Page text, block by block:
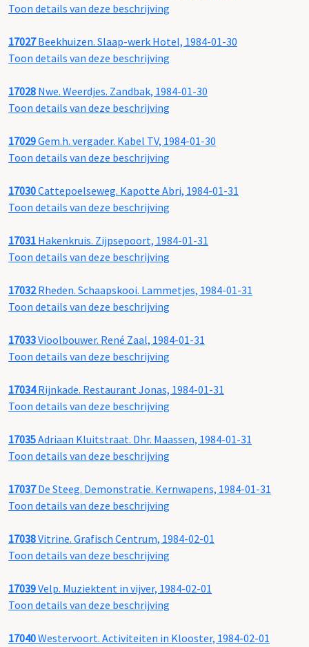
Toon details van deze beschrijving
17027Beekhuizen. Slaap-werk Hotel, 1984-01-30
Toon details van deze beschrijving
17028 Nwe. Weerdjes. Zandbak, 1984-01-30
Toon details van deze beschrijving
17029Gem.h. vergader. Kabel TV, 1984-01-30
Toon details van deze beschrijving
17030Cattepoelseweg. Kapotte Abri, 1984-01-31
Toon details van deze beschrijving
17031 Hakenkruis. Zijpsepoort, 1984-01-31
Toon details van deze beschrijving
17032Rheden. Schaapskooi. Lammetjes, 1984-01-31
Toon details van deze beschrijving
17033Vioolbouwer. René Zaal, 1984-01-31
Toon details van deze beschrijving
17034Rijnkade. Restaurant Jonas, 1984-01-31
Toon details van deze beschrijving
17035Adriaan Kluitstraat. Dhr. Maassen, 1984-01-31
Toon details van deze beschrijving
17037De Steeg. Demonstratie. Kernwapens, 1984-01-31
Toon details van deze beschrijving
17038Vitrine. Grafisch Centrum, 1984-02-01
Toon details van deze beschrijving
17039Velp. Muziektent in vijver, 1984-02-01
Toon details van deze beschrijving
17040Westervoort. Activiteiten in Klooster, 1984-02-01